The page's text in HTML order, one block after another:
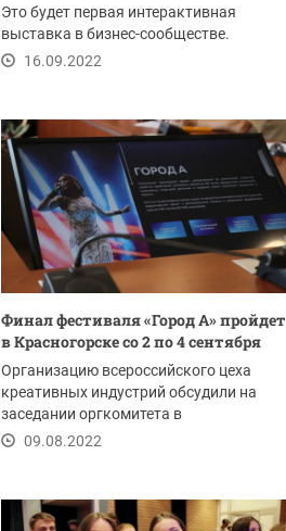
Это будет первая интерактивная
выставка в бизнес-сообществе.
16.09.2022
Финал фестиваля «Город А» пройдет
в Красногорске со 2 по 4 сентября
Организацию всероссийского цеха
креативных индустрий обсудили на
заседании оргкомитета в
администрации округа.
09.08.2022